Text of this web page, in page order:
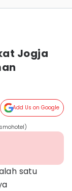
Jogja
Add Us on Google
satu